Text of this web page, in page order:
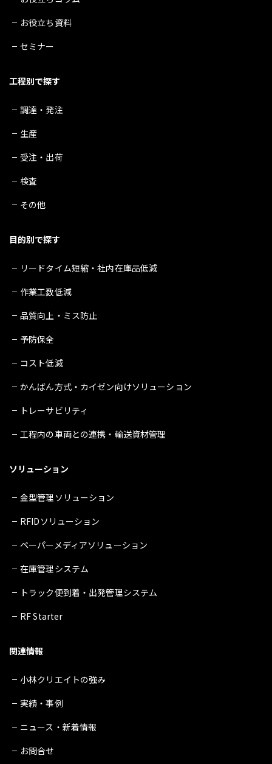
お役立ち資料
セミナー
工程別で探す
調達・発注
生産
受注・出荷
検査
その他
目的別で探す
リードタイム短縮・社内在庫品低減
作業工数低減
品質向上・ミス防止
予防保全
コスト低減
かんばん方式・カイゼン向けソリューション
トレーサビリティ
工程内の車両との連携・輸送資材管理
ソリューション
金型管理ソリューション
RFIDソリューション
ペーパーメディアソリューション
在庫管理システム
トラック便到着・出発管理システム
RF Starter
関連情報
小林クリエイトの強み
実績・事例
ニュース・新着情報
お問合せ